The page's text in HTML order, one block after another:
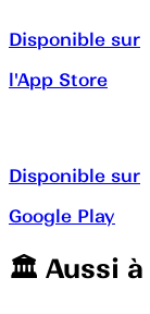
Disponible sur
l'App Store
Disponible sur
Google Play
🏛️️ Aussi à